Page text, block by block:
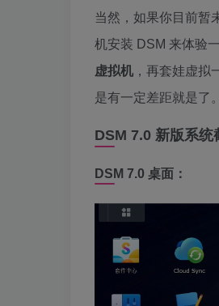
当然，如果你目前暂
机安装 DSM 来体验
虚拟机 ，再套娃虚
是有一定差距就是了。
DSM 7.0 新版系统
DSM 7.0 桌面：